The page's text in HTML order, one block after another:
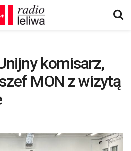
komisarz,
MON z wizytą